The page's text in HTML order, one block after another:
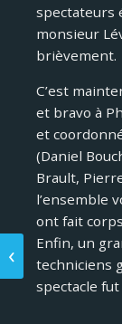
spectateurs
monsieur
brièvement.
C’est
et bravo à
et
(Daniel
Brault,
l’ensemble
ont fait
Enfin, un
techniciens
spectacle